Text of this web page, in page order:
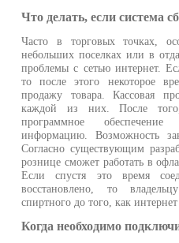
Что делать, если система
Часто в торговых точках,
небольших поселках или в
проблемы с сетью интернет.
то после этого некоторое
продажу товара. Кассовая
каждой из них. После того,
программное
информацию. Возможность
Согласно существующим
рознице сможет работать в
Если спустя это время
восстановлено, то
спиртного до того, как
Когда необходимо